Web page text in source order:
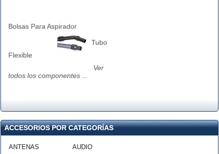
Bolsas Para Aspirador
Tubo
Flexible
Ver
todos los componentes ...
ACCESORIOS POR CATEGORÍAS
ANTENAS
AUDIO